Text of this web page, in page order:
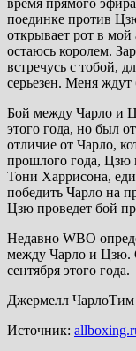
поединке против
открывает рот в
остаюсь королем.
встречусь с тобой,
серьезен. Меня ждут
Бой между Чарло и
этого года, но был
отличие от Чарло,
прошлого года, Цзю
Тони Харрисона,
победить Чарло на
Цзю проведет бой
Недавно WBO
между Чарло и Цзю.
сентября этого года.
Джермелл
Источник: